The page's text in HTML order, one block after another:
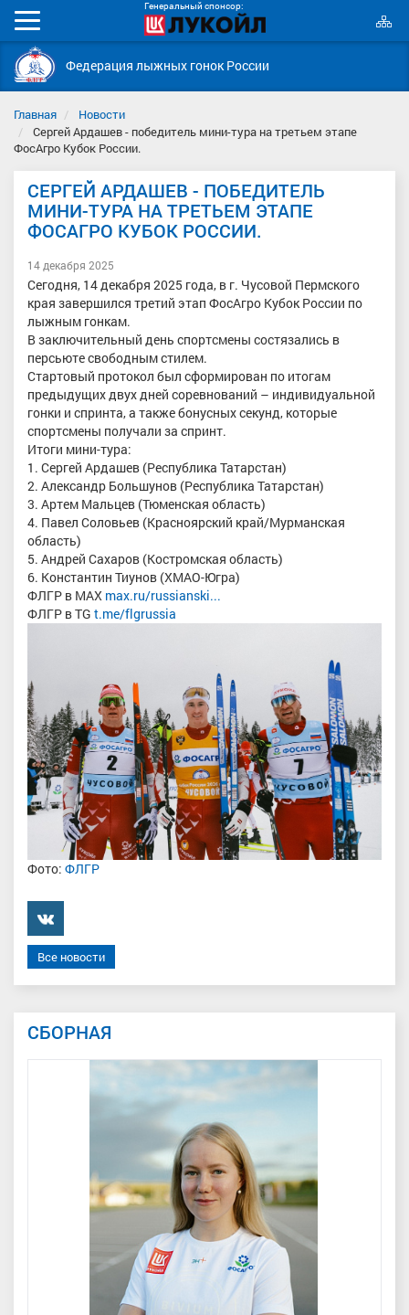
Генеральный спонсор:
Мобильное
меню
Федерация лыжных гонок России
Главная
Новости
Сергей Ардашев - победитель мини-тура на третьем этапе
ФосАгро Кубок России.
СЕРГЕЙ АРДАШЕВ - ПОБЕДИТЕЛЬ
МИНИ-ТУРА НА ТРЕТЬЕМ ЭТАПЕ
ФОСАГРО КУБОК РОССИИ.
14 декабря 2025
Сегодня, 14 декабря 2025 года, в г. Чусовой Пермского
края завершился третий этап ФосАгро Кубок России по
лыжным гонкам.
В заключительный день спортсмены состязались в
персьюте свободным стилем.
Стартовый протокол был сформирован по итогам
предыдущих двух дней соревнований – индивидуальной
гонки и спринта, а также бонусных секунд, которые
спортсмены получали за спринт.
Итоги мини-тура:
1. Сергей Ардашев (Республика Татарстан)
2. Александр Большунов (Республика Татарстан)
3. Артем Мальцев (Тюменская область)
4. Павел Соловьев (Красноярский край/Мурманская
область)
5. Андрей Сахаров (Костромская область)
6. Константин Тиунов (ХМАО-Югра)
ФЛГР в MAX max.ru/russianski...
ФЛГР в TG t.me/flgrussia
Фото: ФЛГР
���������
Все новости
СБОРНАЯ